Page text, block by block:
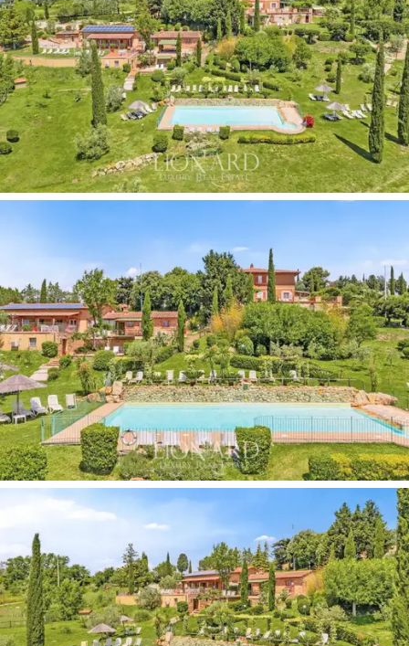
ystäville ja vaellus-, maastopyöräily- ja ratsastuksen
ystäville. Alueella on lukuisia luonnonkauniita reittejä
maaseudun halki ja lumoavia jokivesialueita, jotka ovat
ihanteellisia uimiseen.
Maatilamatkailukohde heijastaaaitoa Toscanan
arkkitehtonista tyyliä,jossa on kivirakenteita, paljaita
palkkeja ja terrakottakattoja, jotka tuovat mieleen
alueen maatalouden ja maanviljelyn perinteet.
Huolellisesti entisöity alkuperäisen luonteen
säilyttämiseksi, jokainen asunto on suunniteltu
takaamaan mukavuuden menettämättä maalaishuviloille
tyypillistä maalaismaista viehätystä.Suurien terassien
ja loggioiden ansiosta asiakkaat voivat nauttia täysin
ympäröivästä maisemasta, kun taaspuutarha, jossa
on runsaasti kasveja ja kukkia, tarjoaa rauhallisen ja
rentouttavan ympäristön.
Kiinteistö koostuukahdesta päärakennuksesta, joissa
molemmissa on kolme erillistä asuntoa, jotkaon
kalustettu huolellisesti ja joille on ominaista
maalaismainen ja kodikas tyyli. Asunnot vaihtelevat
kooltaan ja tarjoavat majoitusta pariskunnille tai
suuremmille ryhmille. Sisätilat on jaettu olohuoneeseen,
jossa on olohuone ja keittiö, sekä makuutilaan, jossa on